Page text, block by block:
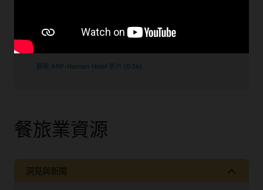
的發展歷程
觀看 ARP-Hansen Hotel 影片 (0:36)
餐旅業資源
洞見與新聞